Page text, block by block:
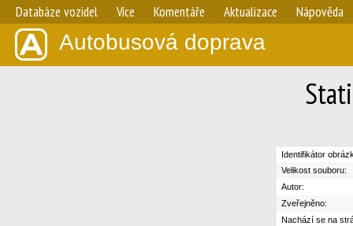
Databáze vozidel Více Komentáře Aktualizace Nápověda
Autobusová doprava
Identifikátor
Velikost souboru:
Autor:
Zveřejněno:
Nachází se na